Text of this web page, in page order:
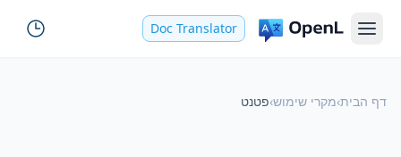
Doc Translator
דף הבית›מקרי שימוש›פטנט